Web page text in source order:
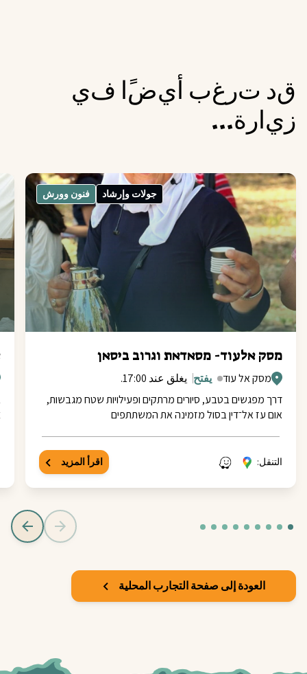
قد تر غب أيضا في
ز يار ة.
.
.
جولات وإرشاد فنون وورش
מסק אלעוד- מסאדאת וגרוב ביסאן
מסק אל עוד يفتح يغلق عند 17:00.
דרך מפגשים בטבע, סיורים מרתקים ופעילויות שטח מגבשות,
אום עז אל־דין בסול מזמינה את המשתתפים
التنقل: اقرأ المزيد
العودة إلى صفحة التجارب المحلية